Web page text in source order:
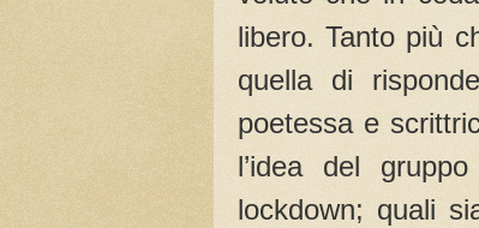
libero. Tanto più
quella di
poetessa e
l’idea del
lockdown; quali